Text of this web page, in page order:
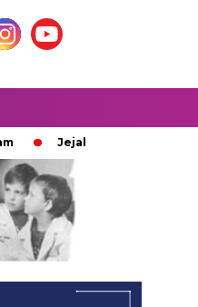
Jejak 100 Hari Pemburu Kayu